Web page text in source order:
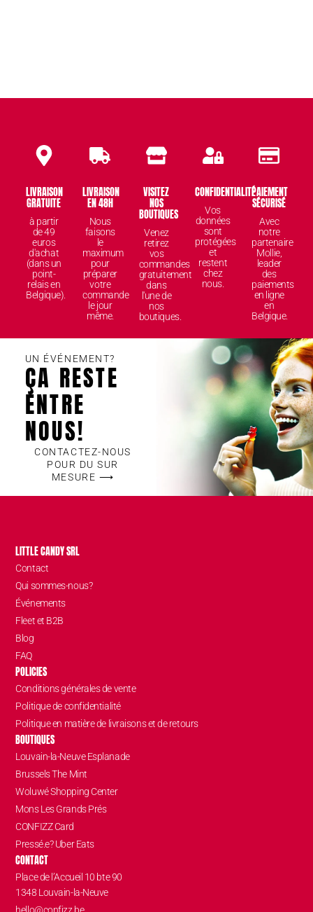
LIVRAISON
GRATUITE
à partir
de 49
euros
d'achat
(dans un
point-
relais en
Belgique).
LIVRAISON
EN 48H
Nous
faisons
le
maximum
pour
préparer
votre
commande
le jour
même.
VISITEZ
NOS
BOUTIQUES
Venez
retirez
vos
commandes
gratuitement
dans
l'une de
nos
boutiques.
CONFIDENTIALITÉ
Vos
données
sont
protégées
et
restent
chez
nous.
PAIEMENT
SÉCURISÉ
Avec
notre
partenaire
Mollie,
leader
des
paiements
en ligne
en
Belgique.
UN ÉVÉNEMENT?
ÇA RESTE
ENTRE
NOUS!
CONTACTEZ-NOUS
POUR DU SUR
MESURE ⟶
LITTLE CANDY SRL
Contact
Qui sommes-nous?
Événements
Fleet et B2B
Blog
FAQ
POLICIES
Conditions générales de vente
Politique de confidentialité
Politique en matière de livraisons et de retours
BOUTIQUES
Louvain-la-Neuve Esplanade
Brussels The Mint
Woluwé Shopping Center
Mons Les Grands Prés
CONFIZZ Card
Pressé.e? Uber Eats
CONTACT
Place de l’Accueil 10 bte 90
1348 Louvain-la-Neuve